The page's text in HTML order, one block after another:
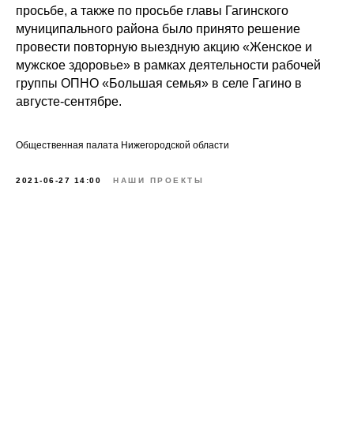
просьбе, а также по просьбе главы Гагинского
муниципального района было принято решение
провести повторную выездную акцию «Женское и
мужское здоровье» в рамках деятельности рабочей
группы ОПНО «Большая семья» в селе Гагино в
августе-сентябре.
Общественная палата Нижегородской области
2021-06-27 14:00 НАШИ ПРОЕКТЫ